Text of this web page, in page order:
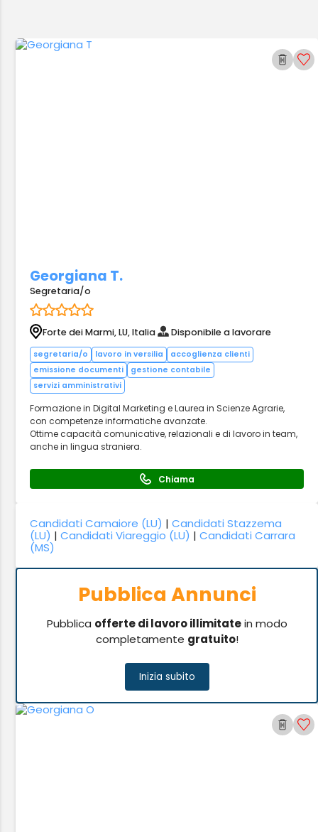
Georgiana T.
Segretaria/o
Forte dei Marmi, LU, Italia Disponibile a lavorare
segretaria/o lavoro in versilia
accoglienza clienti
emissione documenti
gestione contabile
servizi amministrativi
Formazione in Digital Marketing e Laurea in Scienze Agrarie,
con competenze informatiche avanzate.
Ottime capacità comunicative, relazionali e di lavoro in team,
anche in lingua straniera.
Chiama
Candidati Camaiore (LU) |Candidati Stazzema
(LU) |Candidati Viareggio (LU) |Candidati Carrara
(MS)
Pubblica Annunci
Pubblica offerte di lavoro illimitatein modo
completamente gratuito!
Inizia subito